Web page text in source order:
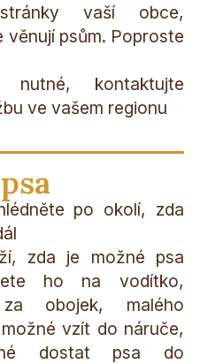
vaší obce,
věnují psům. Poproste
kontaktujte
ve vašem regionu
po okolí, zda
zda je možné psa
ho na vodítko,
obojek, malého
vzít do náruče,
dostat psa do